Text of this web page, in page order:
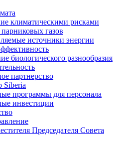
климатическими рисками
газов
источники энергии
биологического разнообразия
партнерство
Siberia
программы для персонала
инвестиции
Председателя Совета